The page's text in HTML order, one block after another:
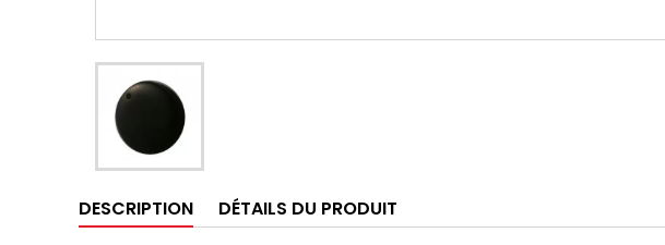
DESCRIPTION DÉTAILS DU PRODUIT